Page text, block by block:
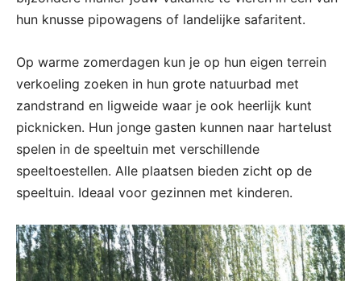
hun knusse pipowagens of landelijke safaritent.
Op warme zomerdagen kun je op hun eigen terrein
verkoeling zoeken in hun grote natuurbad met
zandstrand en ligweide waar je ook heerlijk kunt
picknicken. Hun jonge gasten kunnen naar hartelust
spelen in de speeltuin met verschillende
speeltoestellen. Alle plaatsen bieden zicht op de
speeltuin. Ideaal voor gezinnen met kinderen.